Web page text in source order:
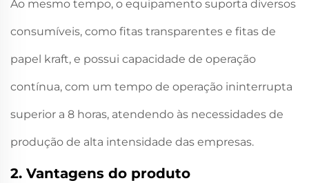
Ao mesmo tempo, o equipamento suporta diversos
consumíveis, como fitas transparentes e fitas de
papel kraft, e possui capacidade de operação
contínua, com um tempo de operação ininterrupta
superior a 8 horas, atendendo às necessidades de
produção de alta intensidade das empresas.
2. Vantagens do produto